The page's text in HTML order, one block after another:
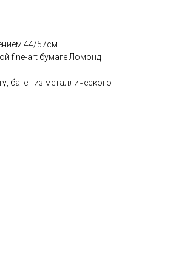
44/57см
fine-art бумаге Ломонд
багет из металлического